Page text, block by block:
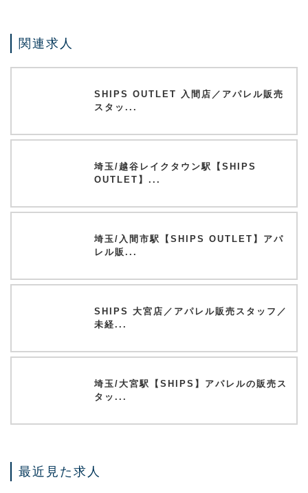
関連求人
SHIPS OUTLET 入間店／アパレル販売
スタッ...
埼玉/越谷レイクタウン駅【SHIPS
OUTLET】...
埼玉/入間市駅【SHIPS OUTLET】アパ
レル販...
SHIPS 大宮店／アパレル販売スタッフ／
未経...
埼玉/大宮駅【SHIPS】アパレルの販売ス
タッ...
最近見た求人